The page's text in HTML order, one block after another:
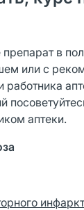
в
или с
работника
аптеки.